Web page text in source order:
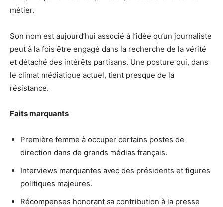
métier.
Son nom est aujourd’hui associé à l’idée qu’un journaliste
peut à la fois être engagé dans la recherche de la vérité
et détaché des intérêts partisans. Une posture qui, dans
le climat médiatique actuel, tient presque de la
résistance.
Faits marquants
Première femme à occuper certains postes de
direction dans de grands médias français.
Interviews marquantes avec des présidents et figures
politiques majeures.
Récompenses honorant sa contribution à la presse